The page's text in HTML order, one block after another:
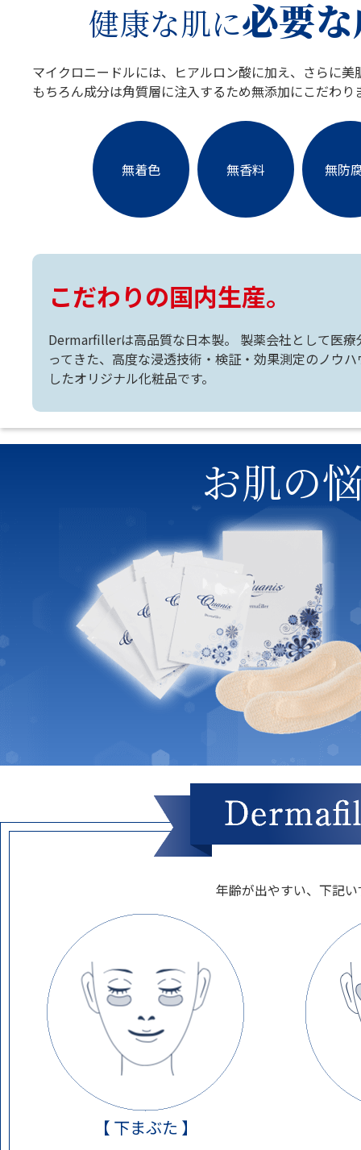
健康な肌に必要
マイクロニードルには、ヒアルロン酸に加え、さらに
もちろん成分は角質層に注入するため無添加にこだわり
無着色 無香料 無防
こだわりの国内生産。
Dermarfillerは高品質な日本製。 製薬会社として医療
ってきた、高度な浸透技術・検証・効果測定のノウ
したオリジナル化粧品です。
お肌の
年齢が出やすい、下記
【 下まぶた 】